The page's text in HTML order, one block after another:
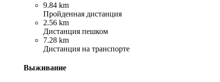
9.84 km
Пройденная дистанция
2.56 km
Дистанция пешком
7.28 km
Дистанция на транспорте
Выживание